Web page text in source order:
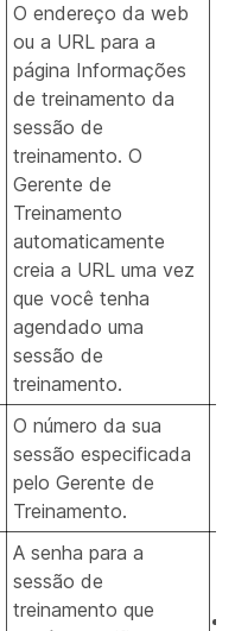
O endereço da web
ou a URL para a
página Informações
de treinamento da
sessão de
treinamento. O
Gerente de
Treinamento
automaticamente
creia a URL uma vez
que você tenha
agendado uma
sessão de
treinamento.
O número da sua
sessão especificada
pelo Gerente de
Treinamento.
A senha para a
sessão de
treinamento que